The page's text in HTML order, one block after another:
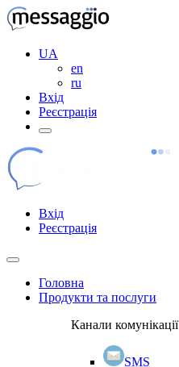
UA
en
ru
Вхід
Реєстрація
Вхід
Реєстрація
Головна
Продукти та послуги
Канали комунікації
SMS